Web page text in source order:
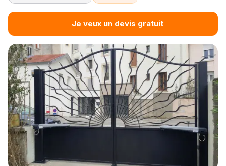
Je veux un devis gratuit